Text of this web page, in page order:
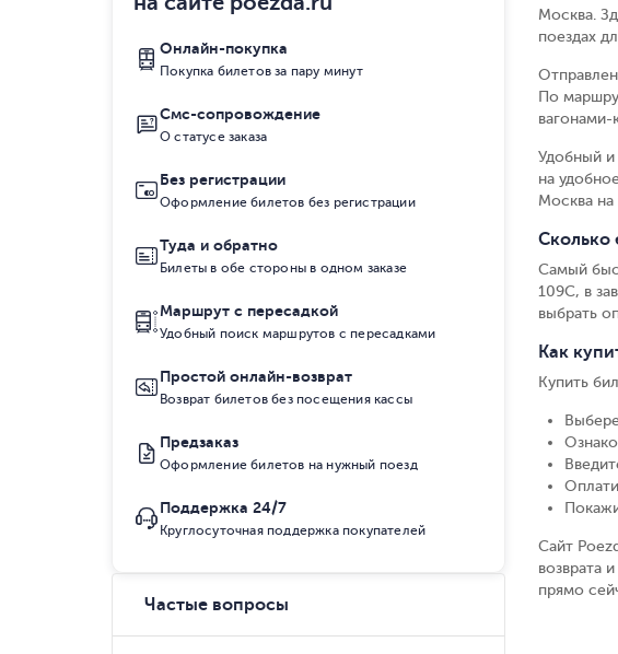
Москва.
поездах
По
вагонами-
Удобный и
на
Москва
Сколько
Самый
109С, в
выбрать
Как
Купить
Сайт
возврата
прямо
Онлайн-покупка
Покупка билетов за пару минут
Смс-сопровождение
О статусе заказа
Без регистрации
Оформление билетов без регистрации
Туда и обратно
Билеты в обе стороны в одном заказе
Маршрут с пересадкой
Удобный поиск маршрутов с пересадками
Простой онлайн-возврат
Возврат билетов без посещения кассы
Предзаказ
Оформление билетов на нужный поезд
Поддержка 24/7
Круглосуточная поддержка покупателей
Частые вопросы